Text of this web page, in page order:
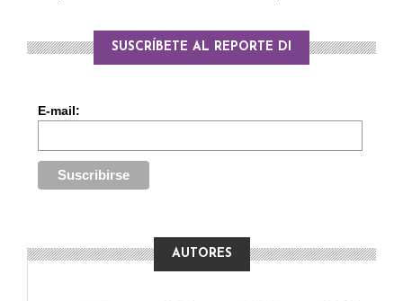
SUSCRÍBETE AL REPORTE DI
E-mail:
AUTORES